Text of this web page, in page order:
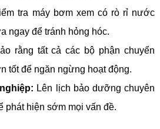
tra máy bơm xem có rò rỉ nước
ngay để tránh hỏng hóc.
rằng tất cả các bộ phận chuyển
tốt để ngăn ngừng hoạt động.
Lên lịch bảo dưỡng chuyên
phát hiện sớm mọi vấn đề.